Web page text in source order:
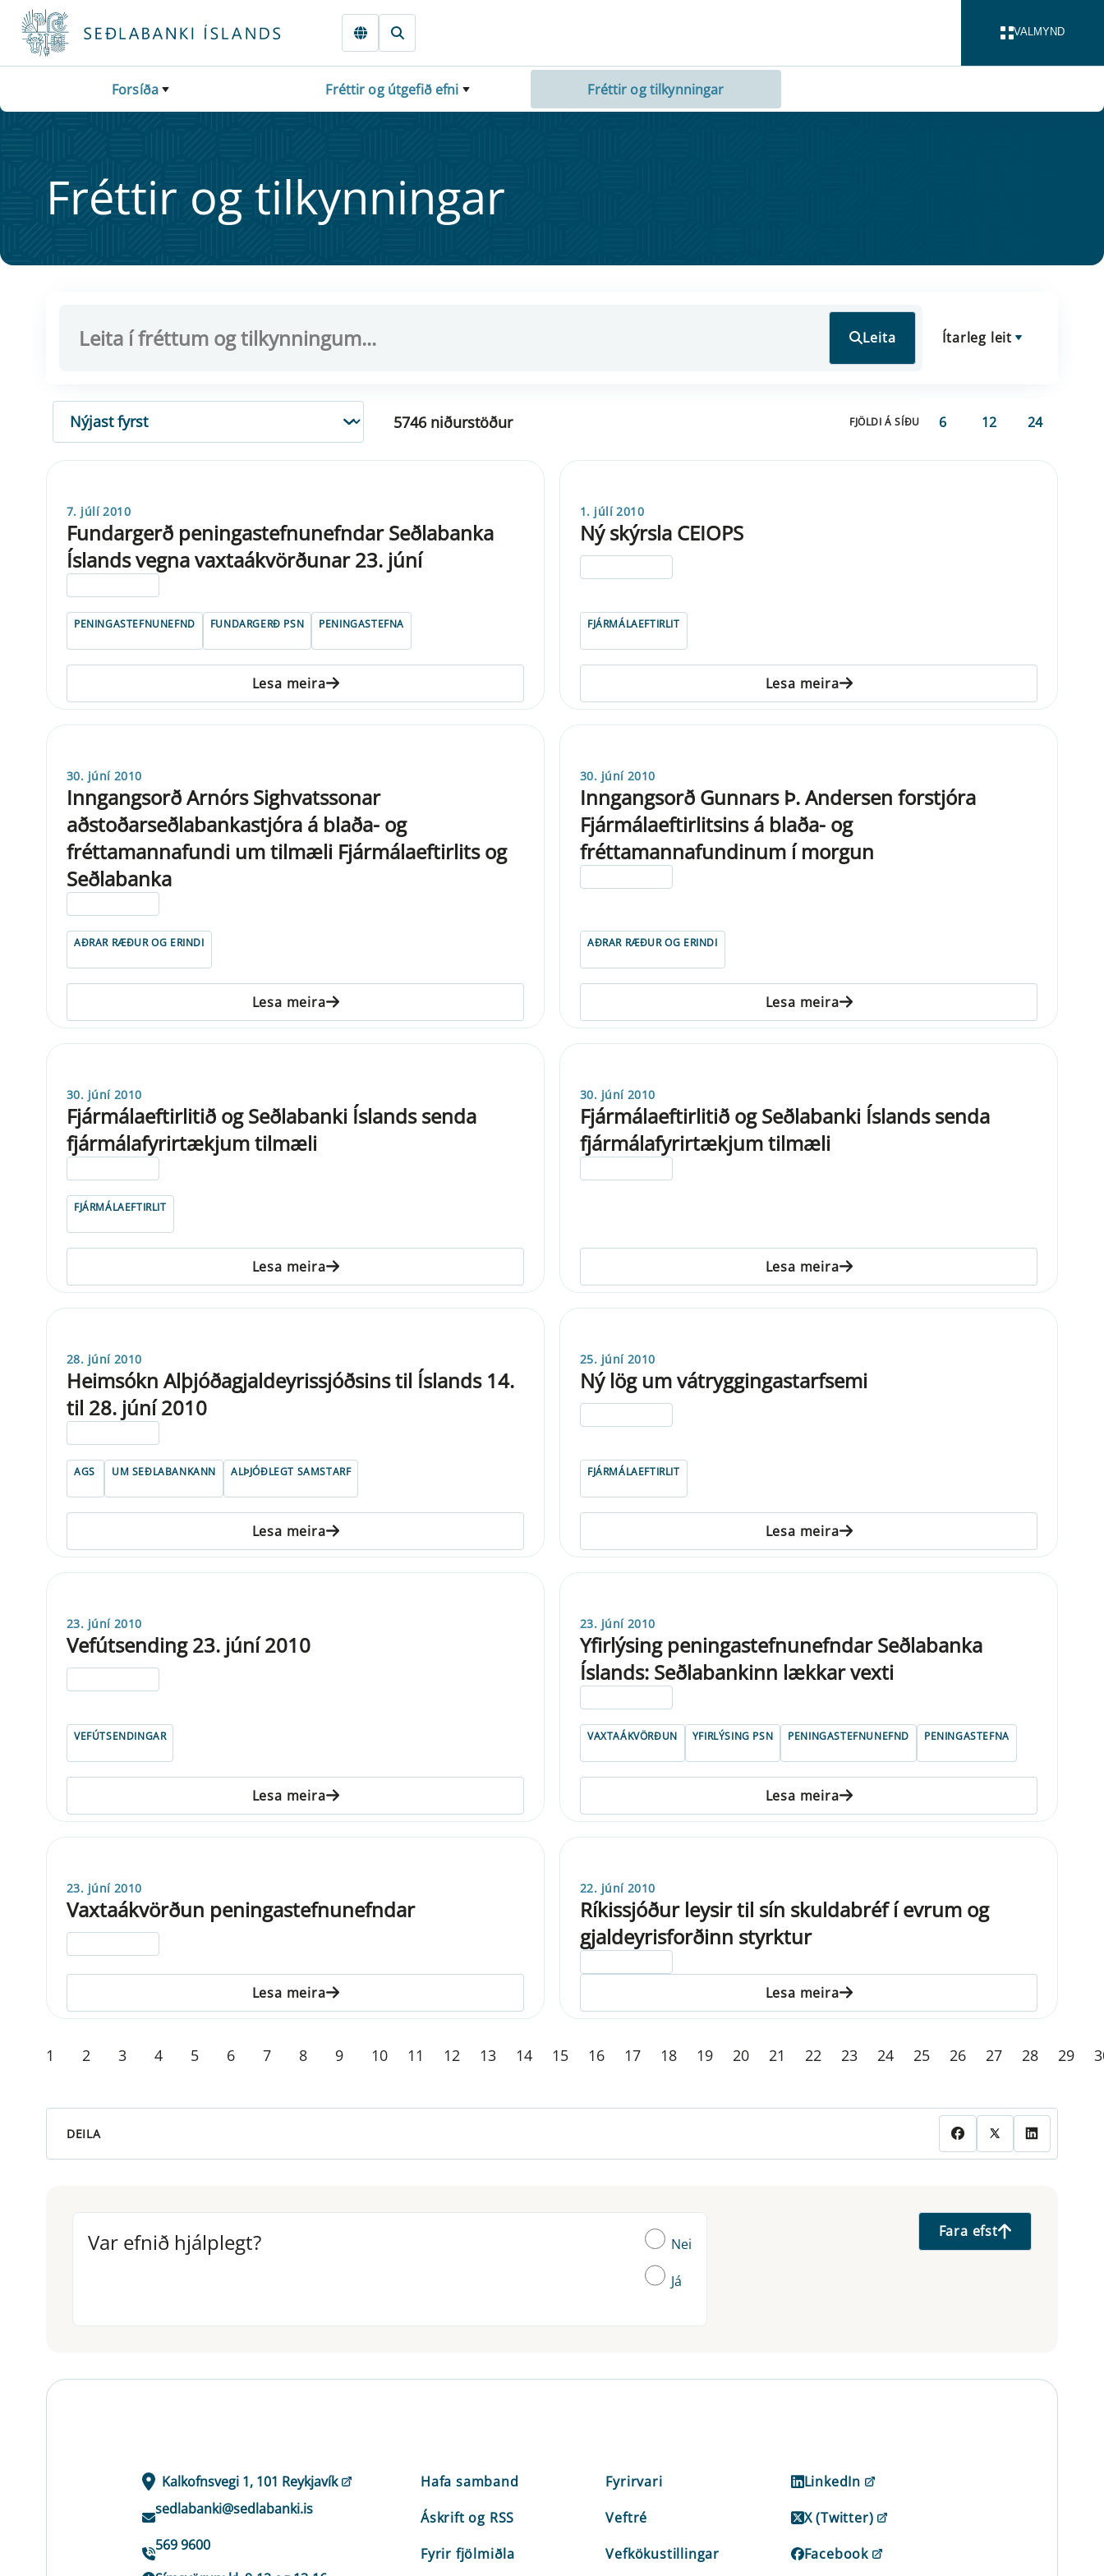
Fara beint í Meginmál
VALMYND
Forsíða Fréttir og útgefið efni Fréttir og tilkynningar
Frétt­ir og til­kynn­ing­ar
Leita Ítarleg leit
RÖÐUN
5746 niðurstöður FJÖLDI Á SÍÐU 6 12 24
7. júlí 2010
Fundargerð peningastefnunefndar Seðlabanka
Íslands vegna vaxtaákvörðunar 23. júní
PENINGASTEFNUNEFND FUNDARGERÐ PSN PENINGASTEFNA
Lesa meira
1. júlí 2010
Ný skýrsla CEIOPS
FJÁRMÁLAEFTIRLIT
Lesa meira
30. júní 2010
Inngangsorð Arnórs Sighvatssonar
aðstoðarseðlabankastjóra á blaða- og
fréttamannafundi um tilmæli Fjármálaeftirlits og
Seðlabanka
AÐRAR RÆÐUR OG ERINDI
Lesa meira
30. júní 2010
Inngangsorð Gunnars Þ. Andersen forstjóra
Fjármálaeftirlitsins á blaða- og
fréttamannafundinum í morgun
AÐRAR RÆÐUR OG ERINDI
Lesa meira
30. júní 2010
Fjármálaeftirlitið og Seðlabanki Íslands senda
fjármálafyrirtækjum tilmæli
FJÁRMÁLAEFTIRLIT
Lesa meira
30. júní 2010
Fjármálaeftirlitið og Seðlabanki Íslands senda
fjármálafyrirtækjum tilmæli
Lesa meira
28. júní 2010
Heimsókn Alþjóðagjaldeyrissjóðsins til Íslands 14.
til 28. júní 2010
AGS UM SEÐLABANKANN ALÞJÓÐLEGT SAMSTARF
Lesa meira
25. júní 2010
Ný lög um vátryggingastarfsemi
FJÁRMÁLAEFTIRLIT
Lesa meira
23. júní 2010
Vefútsending 23. júní 2010
VEFÚTSENDINGAR
Lesa meira
23. júní 2010
Yfirlýsing peningastefnunefndar Seðlabanka
Íslands: Seðlabankinn lækkar vexti
VAXTAÁKVÖRÐUN YFIRLÝSING PSN PENINGASTEFNUNEFND PENINGASTEFNA
Lesa meira
23. júní 2010
Vaxtaákvörðun peningastefnunefndar
Lesa meira
22. júní 2010
Ríkissjóður leysir til sín skuldabréf í evrum og
gjaldeyrisforðinn styrktur
Lesa meira
1 2 3 4 5 6 7 8 9 10 11 12 13 14 15 16 17 18 19 20 21 22 23 24 25 26 27 28 29
DEILA
Var efnið hjálplegt?
Var efnið hjálplegt? Nei
Já
Fara efst
Kalkofnsvegi 1, 101 Reykjavík
sedlabanki@sedlabanki.is
569 9600
Hafa samband
Áskrift og RSS
Fyrir fjölmiðla
Fyrirvari
Veftré
Vefkökustillingar
LinkedIn
X (Twitter)
Facebook